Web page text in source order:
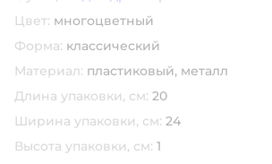
Цвет: многоцветный
Форма: классический
Материал: пластиковый, металл
Длина упаковки, см: 20
Ширина упаковки, см: 24
Высота упаковки, см: 1